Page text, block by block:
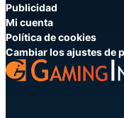
Publicidad
Mi cuenta
Política de cookies
Cambiar los ajustes de